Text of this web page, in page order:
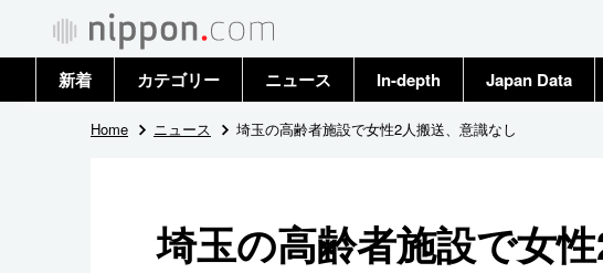
新着 カテゴリー
政治・外交
国際
ニュース
トップ
In-depth Japan Data
Home ニュース 埼玉の高齢者施設で女性2人搬送、意識なし
埼玉の高齢者施設で女